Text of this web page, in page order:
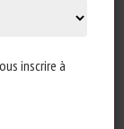
inscrire à